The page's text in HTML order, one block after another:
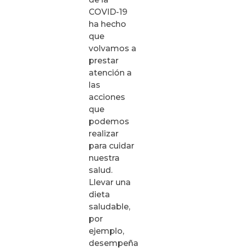
COVID-19
ha hecho
que
volvamos a
prestar
atención a
las
acciones
que
podemos
realizar
para cuidar
nuestra
salud.
Llevar una
dieta
saludable,
por
ejemplo,
desempeña